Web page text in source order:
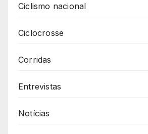
Ciclismo nacional
Ciclocrosse
Corridas
Entrevistas
Notícias